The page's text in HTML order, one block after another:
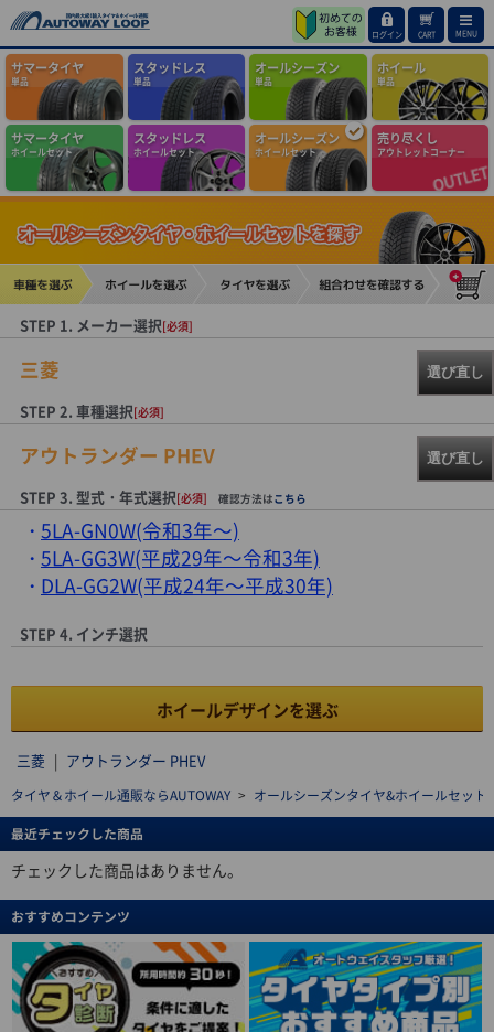
ログイン CART MENU
サマータイヤ
単品
スタッドレス
単品
オールシーズン
単品
ホイール
単品
サマータイヤ
ホイールセット
スタッドレス
ホイールセット
オールシーズン
ホイールセット
売り尽くし
アウトレットコーナー
STEP 1. メーカー選択[必須]
三菱 選び直し
STEP 2. 車種選択[必須]
アウトランダー PHEV 選び直し
STEP 3. 型式・年式選択[必須] 確認方法はこちら
5LA-GN0W(令和3年～)
5LA-GG3W(平成29年～令和3年)
DLA-GG2W(平成24年～平成30年)
STEP 4. インチ選択
ホイールデザインを選ぶ
三菱 | アウトランダー PHEV
タイヤ＆ホイール通販ならAUTOWAY > オールシーズンタイヤ&ホイールセッ
最近チェックした商品
チェックした商品はありません。
おすすめコンテンツ